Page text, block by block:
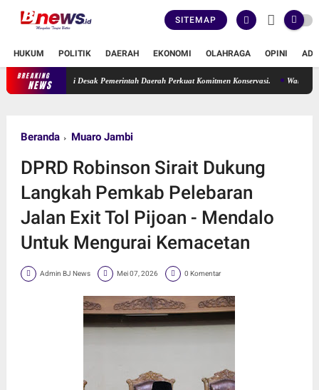
SITEMAP
HUKUM POLITIK DAERAH EKONOMI OLAHRAGA OPINI
BREAKING
NEWS
Suryani Desak Pemerintah Daerah Perkuat Komitmen Konservasi. Wakil Ketua
Beranda Muaro Jambi
DPRD Robinson Sirait Dukung
Langkah Pemkab Pelebaran
Jalan Exit Tol Pijoan - Mendalo
Untuk Mengurai Kemacetan
Admin BJ News Mei 07, 2026 0 Komentar